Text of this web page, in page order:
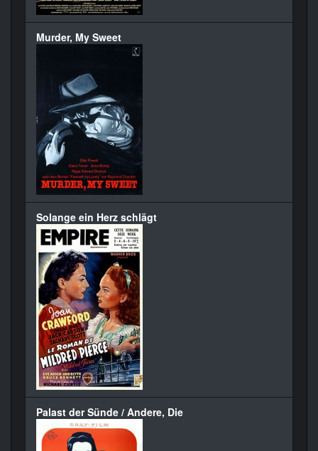
Murder, My Sweet
Solange ein Herz schlägt
Palast der Sünde / Andere, Die